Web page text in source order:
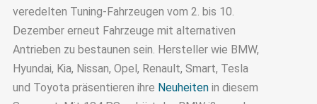
veredelten Tuning-Fahrzeugen vom 2. bis 10.
Dezember erneut Fahrzeuge mit alternativen
Antrieben zu bestaunen sein. Hersteller wie BMW,
Hyundai, Kia, Nissan, Opel, Renault, Smart, Tesla
und Toyota präsentieren ihre Neuheitenin diesem